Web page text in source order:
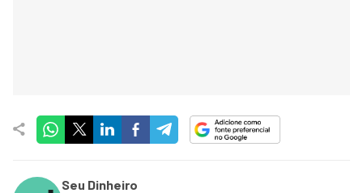
Seu Dinheiro